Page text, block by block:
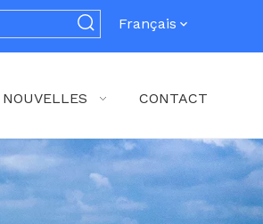
Français
NOUVELLES CONTACT